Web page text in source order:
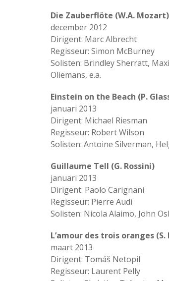
Die Zauberflöte (W.A. Mozart)
december 2012
Dirigent: Marc Albrecht
Regisseur: Simon McBurney
Solisten: Brindley Sherratt,
Oliemans, e.a.
Einstein on the Beach (P.
januari 2013
Dirigent: Michael Riesman
Regisseur: Robert Wilson
Solisten: Antoine Silverman,
Guillaume Tell (G. Rossini)
januari 2013
Dirigent: Paolo Carignani
Regisseur: Pierre Audi
Solisten: Nicola Alaimo, John
L’amour des trois oranges
maart 2013
Dirigent: Tomáš Netopil
Regisseur: Laurent Pelly